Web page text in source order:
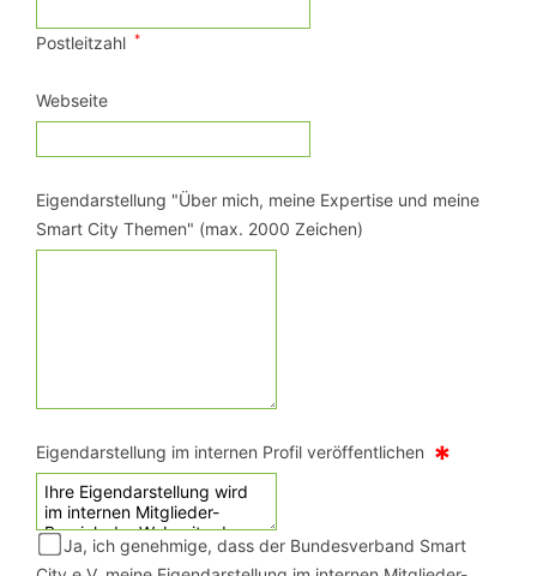
Postleitzahl *
Webseite
Eigendarstellung "Über mich, meine Expertise und meine
Smart City Themen" (max. 2000 Zeichen)
Eigendarstellung im internen Profil veröffentlichen *
Ja, ich genehmige, dass der Bundesverband Smart